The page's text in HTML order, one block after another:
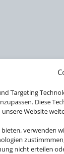
Targeting
Diese
Website
verwenden
nicht erteilen